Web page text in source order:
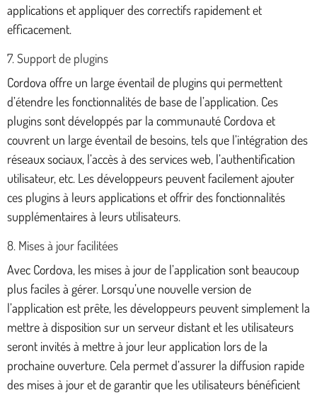
applications et appliquer des correctifs rapidement et
efficacement.
7. Support de plugins
Cordova offre un large éventail de plugins qui permettent
d’étendre les fonctionnalités de base de l’application. Ces
plugins sont développés par la communauté Cordova et
couvrent un large éventail de besoins, tels que l’intégration des
réseaux sociaux, l’accès à des services web, l’authentification
utilisateur, etc. Les développeurs peuvent facilement ajouter
ces plugins à leurs applications et offrir des fonctionnalités
supplémentaires à leurs utilisateurs.
8. Mises à jour facilitées
Avec Cordova, les mises à jour de l’application sont beaucoup
plus faciles à gérer. Lorsqu’une nouvelle version de
l’application est prête, les développeurs peuvent simplement la
mettre à disposition sur un serveur distant et les utilisateurs
seront invités à mettre à jour leur application lors de la
prochaine ouverture. Cela permet d’assurer la diffusion rapide
des mises à jour et de garantir que les utilisateurs bénéficient